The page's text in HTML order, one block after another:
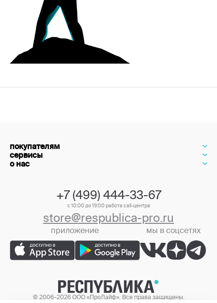
покупателям
сервисы
о нас
+7 (499) 444-33-67
с 10:00 до 19:00 работа call-центра
store@respublica-pro.ru
приложение мы в соцсетях
© 2006–2026 ООО «ПроЛайф». Все права защищены.